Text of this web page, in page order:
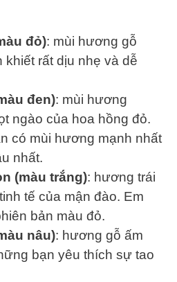
đỏ): mùi hương gỗ
khiết rất dịu nhẹ và dễ
đen): mùi hương
ngào của hoa hồng đỏ.
có mùi hương mạnh nhất
nhất.
(màu trắng): hương trái
tế của mận đào. Em
bản màu đỏ.
nâu): hương gỗ ấm
bạn yêu thích sự tao